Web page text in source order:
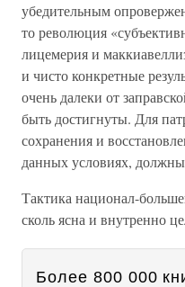
убедительным
то революция
лицемерия и
и чисто конкретные
очень далеки от
быть достигнуты. Для
сохранения и
данных условиях,
Тактика национал-
сколь ясна и внутренно
Более 800 000